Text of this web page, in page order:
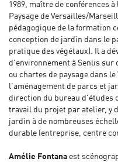
1989, maître de conférences
Paysage de Versailles/
pédagogique de la formation
conception de jardin dans le
pratique des végétaux). Il a
d'environnement à Senlis sur
ou chartes de paysage dans
l'aménagement de parcs et
direction du bureau d'études
travail du projet par atelier, y
jardin à de nombreuses
durable (entreprise, centre
Amélie Fontana est